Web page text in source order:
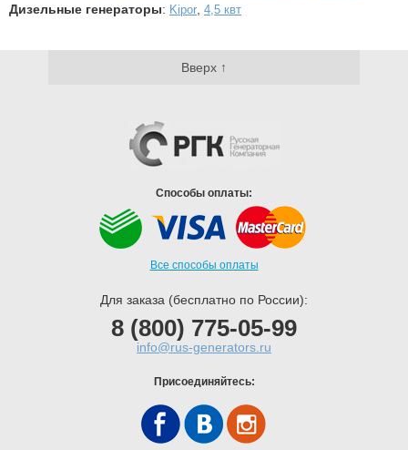
Дизельные генераторы: Kipor 4,5 квт
Вверх ↑
Способы оплаты:
Все способы оплаты
Для заказа (бесплатно по России):
8 (800) 775-05-99
info@rus-generators.ru
Присоединяйтесь: